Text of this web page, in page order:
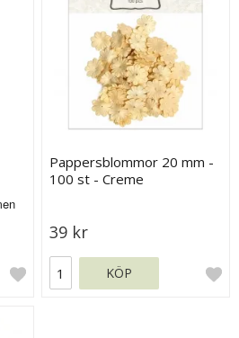
Pappersblommor 20 mm -
100 st - Creme
39 kr
KÖP